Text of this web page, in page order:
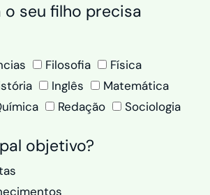
seu filho precisa
Filosofia
Física
Inglês
Matemática
Redação Sociologia
objetivo?